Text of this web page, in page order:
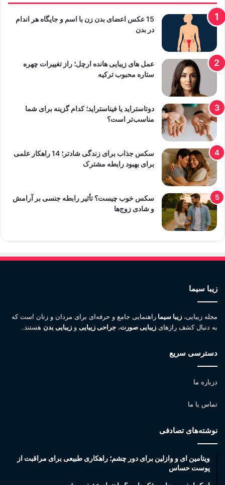
15 عکس اعضای بدن زن با اسم و جایگاه هر اندام
در بدن
عمل های زیبایی هانده ارچل؛ راز تغییرات چهره
ستاره محبوب ترکیه
دوتاستراید یا فیناستراید؛ کدام گزینه برای شما
مناسب‌تر است؟
سکس جذاب برای زندگی شادتر؛ 14 راهکار علمی
برای بهبود رابطه مشترک
سکس خوب چیست؟ تأثیر رابطه جنسی بر آرامش
و شادی زوج‌ها
زیبا سیما
مجله زیبایی، زیبا سیما راهنمایی جامع و حرفه‌ای برای مردان و زنان است که
به دنبال کشف رازهای زیبایی صورت، جراحی زیبایی و زیبایی بدن هستند.
دسترسی سریع
درباره ما
تماس با ما
نوشته‌های تصادفی
ویتامین ای و وازلین برای دور چشم؛ راهکاری طبیعی برای مراقبت از
پوست حساس